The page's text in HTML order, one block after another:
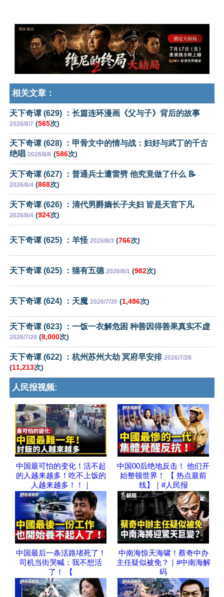
相关文章：
天下奇谭 (629) ：长篇连环漫画《父与子》背后的故事
2026/8/7 (565次)
天下奇谭 (628) ：甲骨文中的情与战：妇好与武丁的千古
绝唱 2026/8/6 (586次)
天下奇谭 (627) ：普通兵士遭雷劈 他究竟做了什么 📝
2026/8/4 (868次)
天下奇谭 (626) ：清代男爵嫡长子夫妇 皆是天官下凡
2026/8/4 (924次)
天下奇谭 (625) ：羊怪 2026/8/3 (766次)
天下奇谭 (625) ：猫有五德 2026/8/1 (982次)
天下奇谭 (624) ：天魔 2026/7/30 (1,496次)
天下奇谭 (623) ：一饭一衣解危困 种善因得善果真实不虚
2026/7/29 (8,000次)
天下奇谭 (622) ：杭州苏州大劫 冥府早安排 2026/7/28
(11,213次)
人民报视频:
中国最可怕的变化！活不起
的人越来越多！吃不上饭的
人越来越多！！｜
中国00后绝地反击！ 他们开
始整顿世界！ 【 热点最前
线】｜#人民报
中国最后一条活路堵死了！
司机当街哭喊：我不想活
了！ 【
中南海惊天海啸！蔡奇中办
主任疑似被免？｜#中南海解
码